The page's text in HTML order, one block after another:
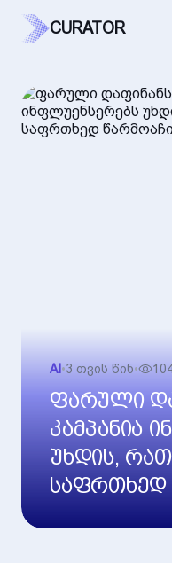
CURATOR
AI •3 თვის წინ•
ფარული
კამპანია
უხდის,
საფრთხედ